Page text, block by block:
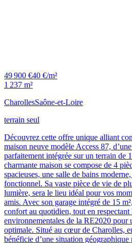
49 900 €40 €/m²
1 237 m²
CharollesSaône-et-Loire
terrain seul
Découvrez cette offre unique alliant
maison neuve modèle Access 87,
parfaitement intégrée sur un terrain de
charmante maison se compose de 4
spacieuses, une salle de bains
fonctionnel. Sa vaste pièce de vie de
lumière, sera le lieu idéal pour vos
amis. Avec son garage intégré de 15
confort au quotidien, tout en respectant
environnementales de la RE2020 pour
optimale. Situé au cœur de Charolles,
bénéficie d’une situation